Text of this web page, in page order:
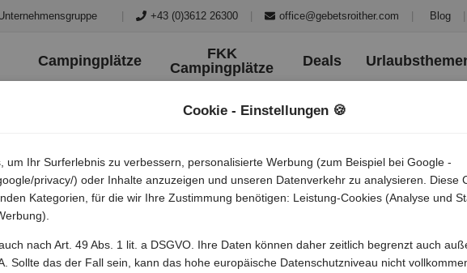
| +43 (0)3612 26300 | office@gebetsroither.com | Blog |
Campingplätze
FKK
Campingplätze
Deals
Cookie - Einstellungen 🍪
um Ihr Surferlebnis zu verbessern, personalisierte Werbung (zum Beispiel bei Google -
privacy/) oder Inhalte anzuzeigen und unseren Datenverkehr zu analysieren. Diese
Kategorien, für die wir Ihre Zustimmung benötigen: Leistung-Cookies (Analyse und
nach Art. 49 Abs. 1 lit. a DSGVO. Ihre Daten können daher zeitlich begrenzt auch
Sollte das der Fall sein, kann das hohe europäische Datenschutzniveau nicht